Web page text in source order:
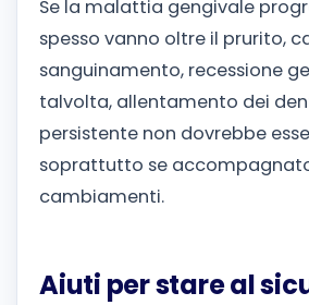
Se la malattia gengivale
spesso vanno oltre il prurito,
sanguinamento, recessione
talvolta, allentamento dei
persistente non dovrebbe
soprattutto se
cambiamenti.
Aiuti per stare al